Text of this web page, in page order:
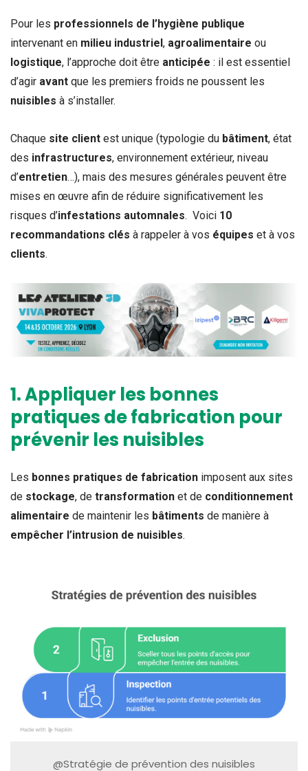
Pour les professionnels de l’hygiène publique
intervenant en milieu industriel , agroalimentaire ou
logistique, l’approche doit être anticipée : il est essentiel
d’agir avant que les premiers froids ne poussent les
nuisibles à s’installer.
Chaque site client est unique (typologie du bâtiment, état
des infrastructures, environnement extérieur, niveau
d’entretien…), mais des mesures générales peuvent être
mises en œuvre afin de réduire significativement les
risques d’infestations automnales. Voici 10
recommandations clés à rappeler à vos équipes et à vos
clients.
1. Appliquer les bonnes
pratiques de fabrication pour
prévenir les nuisibles
Les bonnes pratiques de fabrication imposent aux sites
de stockage, de transformation et de conditionnement
alimentaire de maintenir les bâtiments de manière à
empêcher l’intrusion de nuisibles.
@Stratégie de prévention des nuisibles